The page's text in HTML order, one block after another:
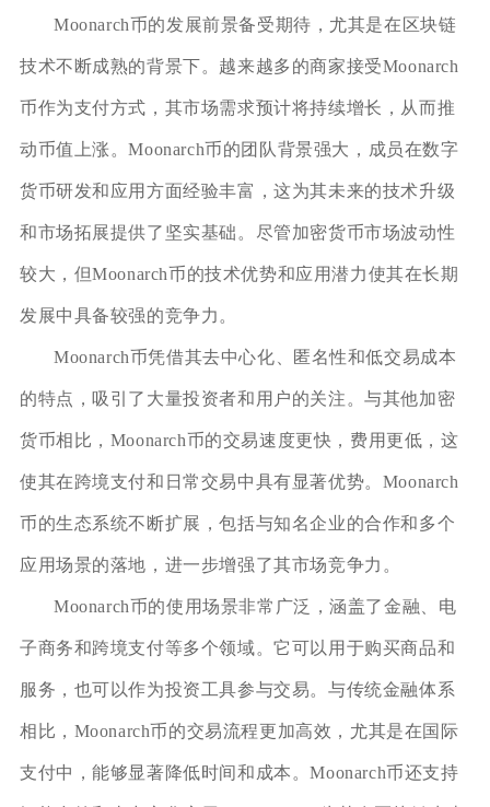
Moonarch币的发展前景备受期待，尤其是在区块链
技术不断成熟的背景下。越来越多的商家接受Moonarch
币作为支付方式，其市场需求预计将持续增长，从而推
动币值上涨。Moonarch币的团队背景强大，成员在数字
货币研发和应用方面经验丰富，这为其未来的技术升级
和市场拓展提供了坚实基础。尽管加密货币市场波动性
较大，但Moonarch币的技术优势和应用潜力使其在长期
发展中具备较强的竞争力。
Moonarch币凭借其去中心化、匿名性和低交易成本
的特点，吸引了大量投资者和用户的关注。与其他加密
货币相比，Moonarch币的交易速度更快，费用更低，这
使其在跨境支付和日常交易中具有显著优势。Moonarch
币的生态系统不断扩展，包括与知名企业的合作和多个
应用场景的落地，进一步增强了其市场竞争力。
Moonarch币的使用场景非常广泛，涵盖了金融、电
子商务和跨境支付等多个领域。它可以用于购买商品和
服务，也可以作为投资工具参与交易。与传统金融体系
相比，Moonarch币的交易流程更加高效，尤其是在国际
支付中，能够显著降低时间和成本。Moonarch币还支持